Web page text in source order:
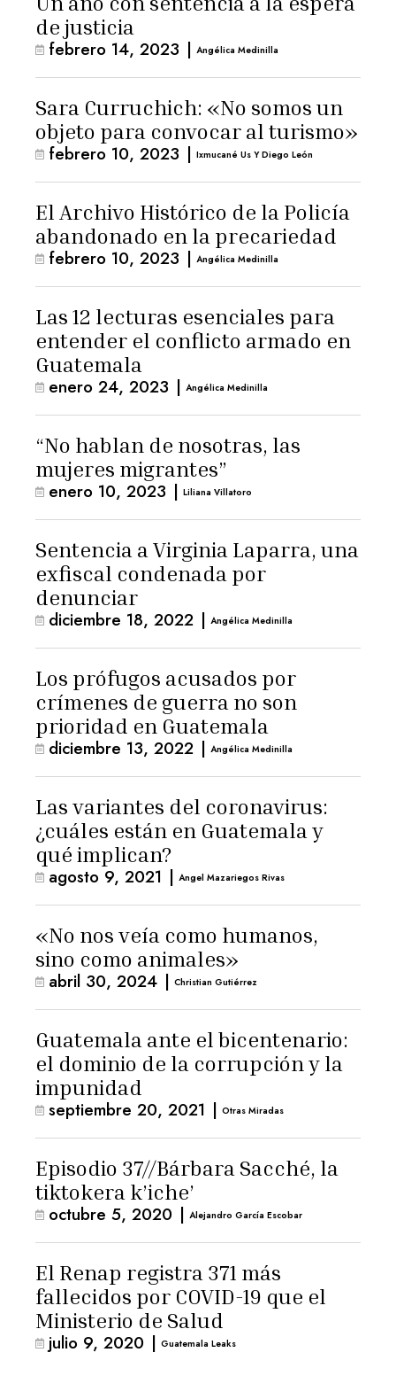
de justicia
febrero 14, 2023 | Angélica Medinilla
Sara Curruchich: «No somos un
objeto para convocar al turismo»
febrero 10, 2023 | Ixmucané Us Y Diego León
El Archivo Histórico de la Policía
abandonado en la precariedad
febrero 10, 2023 | Angélica Medinilla
Las 12 lecturas esenciales para
entender el conflicto armado en
Guatemala
enero 24, 2023 | Angélica Medinilla
“No hablan de nosotras, las
mujeres migrantes”
enero 10, 2023 | Liliana Villatoro
Sentencia a Virginia Laparra, una
exfiscal condenada por
denunciar
diciembre 18, 2022 | Angélica Medinilla
Los prófugos acusados por
crímenes de guerra no son
prioridad en Guatemala
diciembre 13, 2022 | Angélica Medinilla
Las variantes del coronavirus:
¿cuáles están en Guatemala y
qué implican?
agosto 9, 2021 | Angel Mazariegos Rivas
«No nos veía como humanos,
sino como animales»
abril 30, 2024 | Christian Gutiérrez
Guatemala ante el bicentenario:
el dominio de la corrupción y la
impunidad
septiembre 20, 2021 | Otras Miradas
Episodio 37//Bárbara Sacché, la
tiktokera k’iche’
octubre 5, 2020 | Alejandro García Escobar
El Renap registra 371 más
fallecidos por COVID-19 que el
Ministerio de Salud
julio 9, 2020 | Guatemala Leaks